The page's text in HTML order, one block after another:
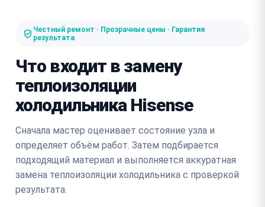
Честный ремонт · Прозрачные цены · Гарантия
результата
Что входит в замену
теплоизоляции
холодильника Hisense
Сначала мастер оценивает состояние узла и
определяет объём работ. Затем подбирается
подходящий материал и выполняется аккуратная
замена теплоизоляции холодильника с проверкой
результата.